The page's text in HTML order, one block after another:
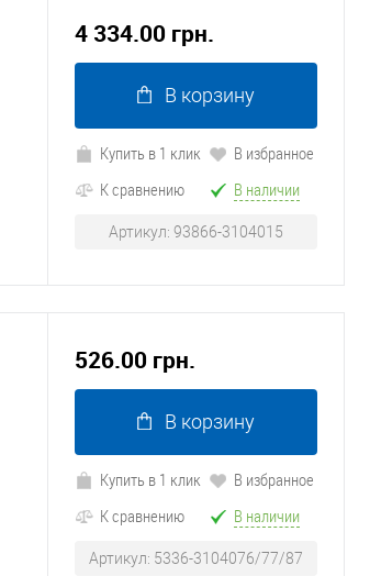
4 334.00 грн.
В корзину
Купить в 1 клик
В избранное
К сравнению
В наличии
Артикул: 93866-3104015
526.00 грн.
В корзину
Купить в 1 клик
В избранное
К сравнению
В наличии
Артикул: 5336-3104076/77/87